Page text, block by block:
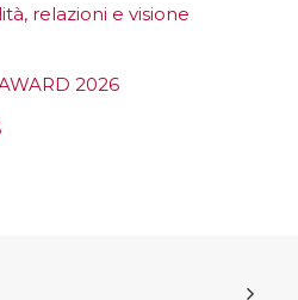
relazioni e visione
2026